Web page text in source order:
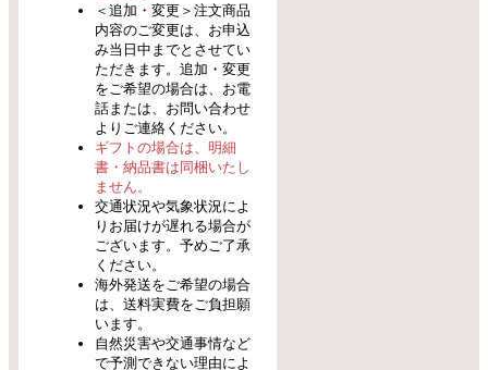
＜追加・変更＞注文商品
内容のご変更は、お申込
み当日中までとさせてい
ただきます。追加・変更
をご希望の場合は、お電
話または、お問い合わせ
よりご連絡ください。
ギフトの場合は、明細
書・納品書は同梱いたし
ません。
交通状況や気象状況によ
りお届けが遅れる場合が
ございます。予めご了承
ください。
海外発送をご希望の場合
は、送料実費をご負担願
います。
自然災害や交通事情など
で予測できない理由によ